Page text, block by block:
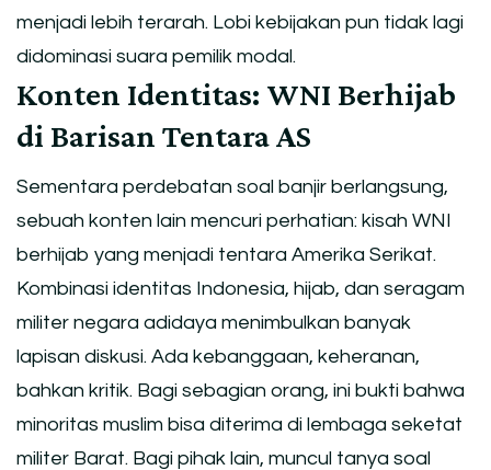
menjadi lebih terarah. Lobi kebijakan pun tidak lagi
didominasi suara pemilik modal.
Konten Identitas: WNI Berhijab
di Barisan Tentara AS
Sementara perdebatan soal banjir berlangsung,
sebuah konten lain mencuri perhatian: kisah WNI
berhijab yang menjadi tentara Amerika Serikat.
Kombinasi identitas Indonesia, hijab, dan seragam
militer negara adidaya menimbulkan banyak
lapisan diskusi. Ada kebanggaan, keheranan,
bahkan kritik. Bagi sebagian orang, ini bukti bahwa
minoritas muslim bisa diterima di lembaga seketat
militer Barat. Bagi pihak lain, muncul tanya soal